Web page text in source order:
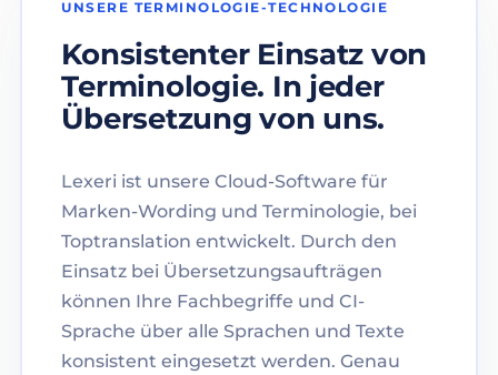
UNSERE TERMINOLOGIE-TECHNOLOGIE
Konsistenter Einsatz von
Terminologie. In jeder
Übersetzung von uns.
Lexeri ist unsere Cloud-Software für
Marken-Wording und Terminologie, bei
Toptranslation entwickelt. Durch den
Einsatz bei Übersetzungsaufträgen
können Ihre Fachbegriffe und CI-
Sprache über alle Sprachen und Texte
konsistent eingesetzt werden. Genau